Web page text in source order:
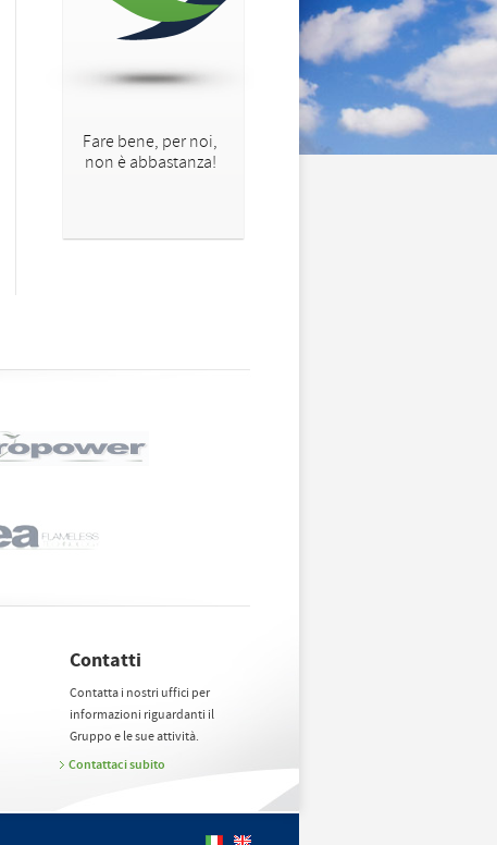
Fare bene, per noi,
non è abbastanza!
Contatti
Contatta i nostri uffici per
informazioni riguardanti il
Gruppo e le sue attività.
Contattaci subito